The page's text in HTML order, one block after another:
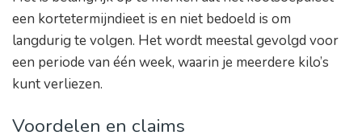
een kortetermijndieet is en niet bedoeld is om
langdurig te volgen. Het wordt meestal gevolgd voor
een periode van één week, waarin je meerdere kilo’s
kunt verliezen.
Voordelen en claims